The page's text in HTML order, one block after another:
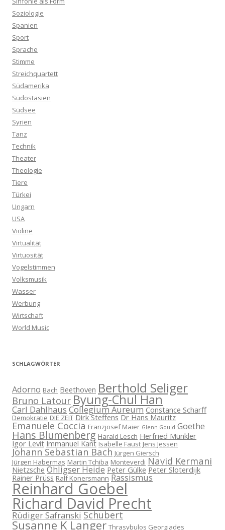
Soziologie
Spanien
Sport
Sprache
Stimme
Streichquartett
Südamerika
Südostasien
Südsee
Syrien
Tanz
Technik
Theater
Theologie
Tiere
Türkei
Ungarn
USA
Violine
Virtualität
Virtuosität
Vogelstimmen
Volksmusik
Wasser
Werbung
Wirtschaft
World Music
SCHLAGWÖRTER
Adorno Bach Beethoven Berthold Seliger
Bruno Latour Byung-Chul Han
Carl Dahlhaus Collegium Aureum Constance Scharff
Demokratie DIE ZEIT Dirk Steffens Dr Hans Mauritz
Emanuele Coccia Franzjosef Maier Glenn Gould Goethe
Hans Blumenberg Harald Lesch Herfried Münkler
Igor Levit Immanuel Kant Isabelle Faust Jens Jessen
Johann Sebastian Bach Jürgen Giersch
Jürgen Habermas Martin Tchiba Monteverdi Navid Kermani
Nietzsche Ohligser Heide Peter Gülke Peter Sloterdijk
Rainer Prüss Ralf Konersmann Rassismus
Reinhard Goebel
Richard David Precht
Rüdiger Safranski Schubert
Susanne K Langer Thrasybulos Georgiades